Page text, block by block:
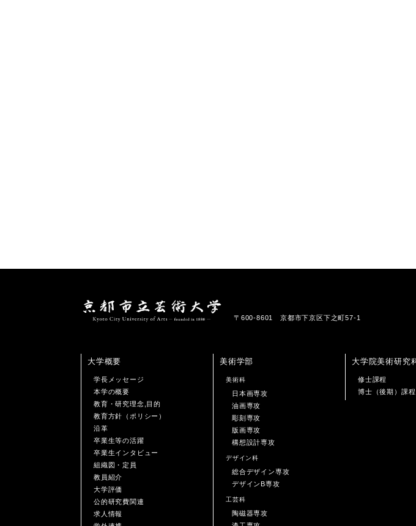
〒600-8601 京都市下京区下之町57-1
大学概要
学長メッセージ
本学の概要
教育・研究理念,目的
教育方針（ポリシー）
沿革
卒業生等の活躍
卒業生インタビュー
組織図・定員
教員紹介
大学評価
公的研究費関連
求人情報
美術学部
美術科
日本画専攻
油画専攻
彫刻専攻
版画専攻
構想設計専攻
デザイン科
総合デザイン専攻
デザインB専攻
工芸科
陶磁器専攻
大学院美術研究
修士課程
博士（後期）課程